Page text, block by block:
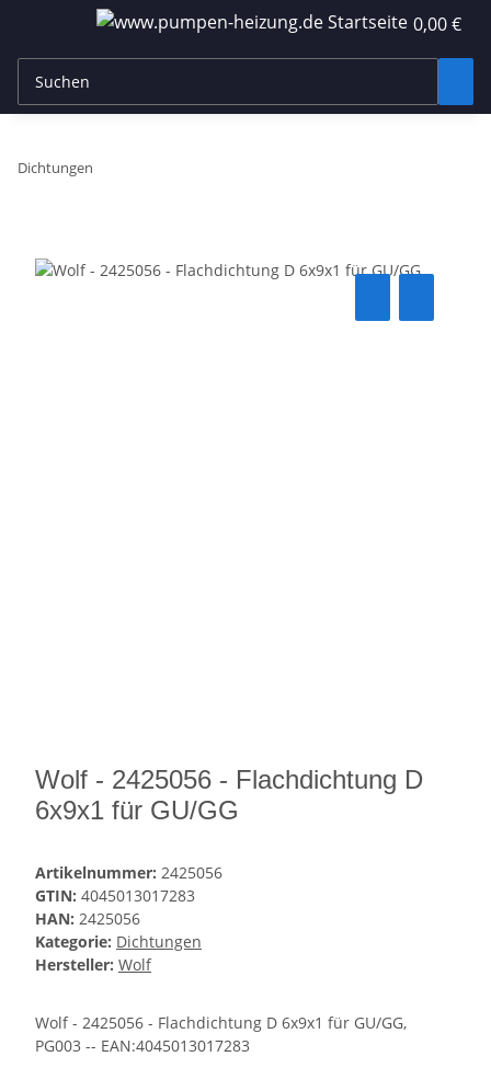
0,00 €
Dichtungen
Wolf - 2425056 - Flachdichtung D
6x9x1 für GU/GG
Artikelnummer: 2425056
GTIN: 4045013017283
HAN: 2425056
Kategorie: Dichtungen
Hersteller: Wolf
Wolf - 2425056 - Flachdichtung D 6x9x1 für GU/GG,
PG003 -- EAN:4045013017283